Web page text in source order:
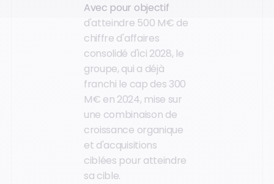
Avec pour objectif
d'atteindre 500 M€ de
chiffre d'affaires
consolidé d'ici 2028, le
groupe, qui a déjà
franchi le cap des 300
M€ en 2024, mise sur
une combinaison de
croissance organique
et d'acquisitions
ciblées pour atteindre
sa cible.